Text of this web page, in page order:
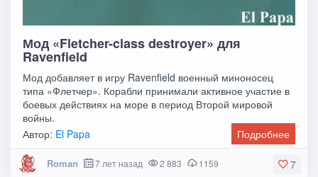
Мод «Fletcher-class destroyer» для
Ravenfield
Мод добавляет в игру Ravenfield военный миноносец
типа «Флетчер». Корабли принимали активное участие в
боевых действиях на море в период Второй мировой
войны.
Автор: El Papa Подробнее
7
Roman 7 лет назад 2 883 1159